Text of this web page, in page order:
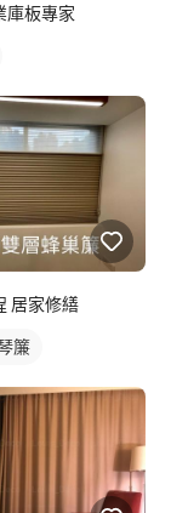
庫板專家
居家修繕
簾